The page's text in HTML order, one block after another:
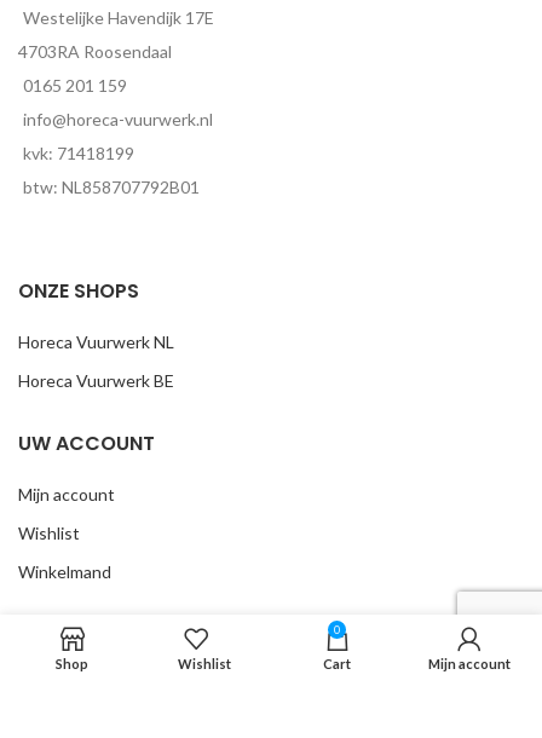
Westelijke Havendijk 17E
4703RA Roosendaal
0165 201 159
info@horeca-vuurwerk.nl
kvk: 71418199
btw: NL858707792B01
ONZE SHOPS
Horeca Vuurwerk NL
Horeca Vuurwerk BE
UW ACCOUNT
Mijn account
Wishlist
Winkelmand
INFORMATIE
Shop Wishlist
0
Cart Mijn account